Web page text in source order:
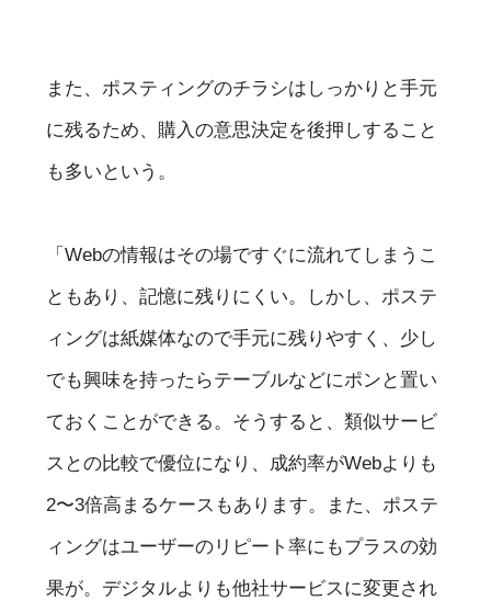
また、ポスティングのチラシはしっかりと手元
に残るため、購入の意思決定を後押しすること
も多いという。
「Webの情報はその場ですぐに流れてしまうこ
ともあり、記憶に残りにくい。しかし、ポステ
ィングは紙媒体なので手元に残りやすく、少し
でも興味を持ったらテーブルなどにポンと置い
ておくことができる。そうすると、類似サービ
スとの比較で優位になり、成約率がWebよりも
2〜3倍高まるケースもあります。また、ポステ
ィングはユーザーのリピート率にもプラスの効
果が。デジタルよりも他社サービスに変更され